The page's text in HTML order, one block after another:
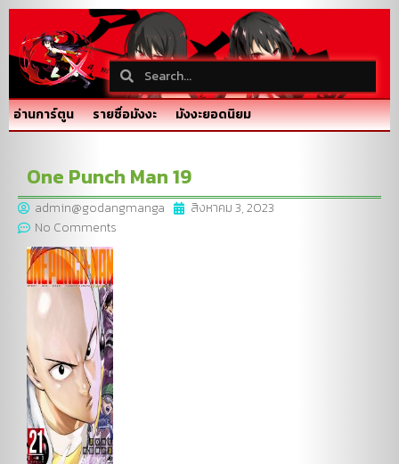
อ่านการ์ตูน รายชื่อมังงะ มังงะยอดนิยม
One Punch Man 19
admin@godangmanga
สิงหาคม 3, 2023
No Comments